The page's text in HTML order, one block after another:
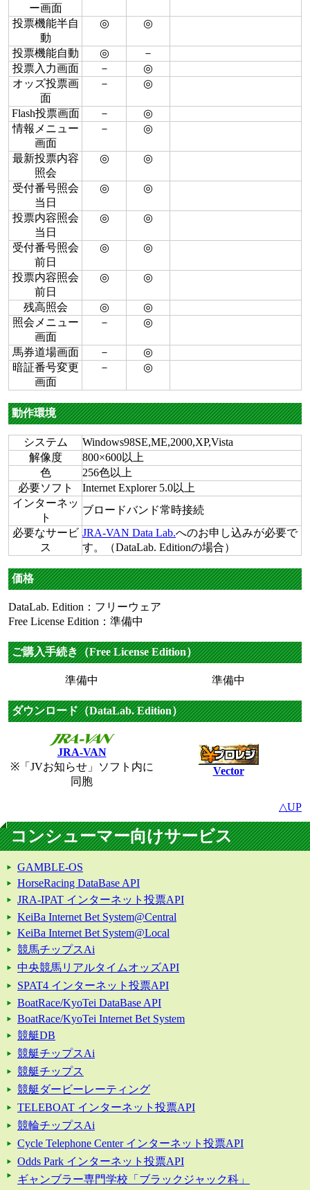
ー画面
投票機能半自
動
◎ ◎
投票機能自動 ◎
－
投票入力画面
－
◎
オッズ投票画
面
－ ◎
Flash投票画面 －
◎
情報メニュー
画面
－ ◎
最新投票内容
照会
◎ ◎
受付番号照会
当日
◎ ◎
投票内容照会
当日
◎ ◎
受付番号照会
前日
◎ ◎
投票内容照会
前日
◎ ◎
残高照会 ◎
◎
照会メニュー
画面
－ ◎
馬券道場画面 －
◎
暗証番号変更
画面
－ ◎
動作環境
システム
Windows98SE,ME,2000,XP,Vista
解像度
800×600以上
色
256色以上
必要ソフト
Internet Explorer 5.0以上
インターネッ
ト
ブロードバンド常時接続
必要なサービ
ス
JRA-VAN Data Lab.へのお申し込みが必要で
す。（DataLab. Editionの場合）
価格
DataLab. Edition：フリーウェア
Free License Edition：準備中
ご購入手続き（Free License Edition）
準備中 準備中
ダウンロード（DataLab. Edition）
JRA-VAN
※「JVお知らせ」ソフト内に
同胞
Vector
△UP
コンシューマー向けサービス
GAMBLE-OS
HorseRacing DataBase API
JRA-IPAT インターネット投票API
KeiBa Internet Bet System@Central
KeiBa Internet Bet System@Local
競馬チップスAi
中央競馬リアルタイムオッズAPI
SPAT4 インターネット投票API
BoatRace/KyoTei DataBase API
BoatRace/KyoTei Internet Bet System
競艇DB
競艇チップスAi
競艇チップス
競艇ダービーレーティング
TELEBOAT インターネット投票API
競輪チップスAi
Cycle Telephone Center インターネット投票API
Odds Park インターネット投票API
ギャンブラー専門学校「ブラックジャック科」